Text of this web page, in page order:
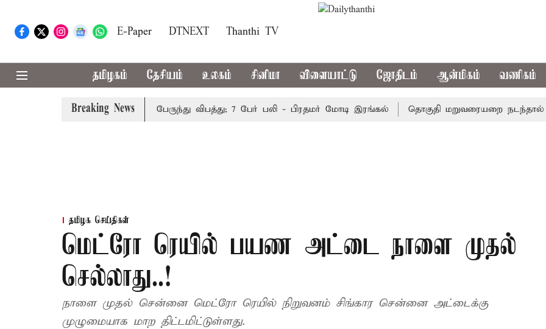
E-Paper DTNEXT Thanthi TV
தமிழகம் தேசியம் உலகம் சினிமா விளையாட்டு ஜோதிடம் ஆன்மிகம் வணிகம்
Breaking News
இமாச்சலத்தில் பேருந்து விபத்து; 7 பேர் பலி - பிரதமர் மோடி இரங்கல் தொகுதி மறுவரையறை நடந்தால்
தமிழக செய்திகள்
மெட்ரோ ரெயில் பயண அட்டை நாளை முதல்
செல்லாது..!
நாளை முதல் சென்னை மெட்ரோ ரெயில் நிறுவனம் சிங்கார சென்னை அட்டைக்கு
முழுமையாக மாற திட்டமிட்டுள்ளது.